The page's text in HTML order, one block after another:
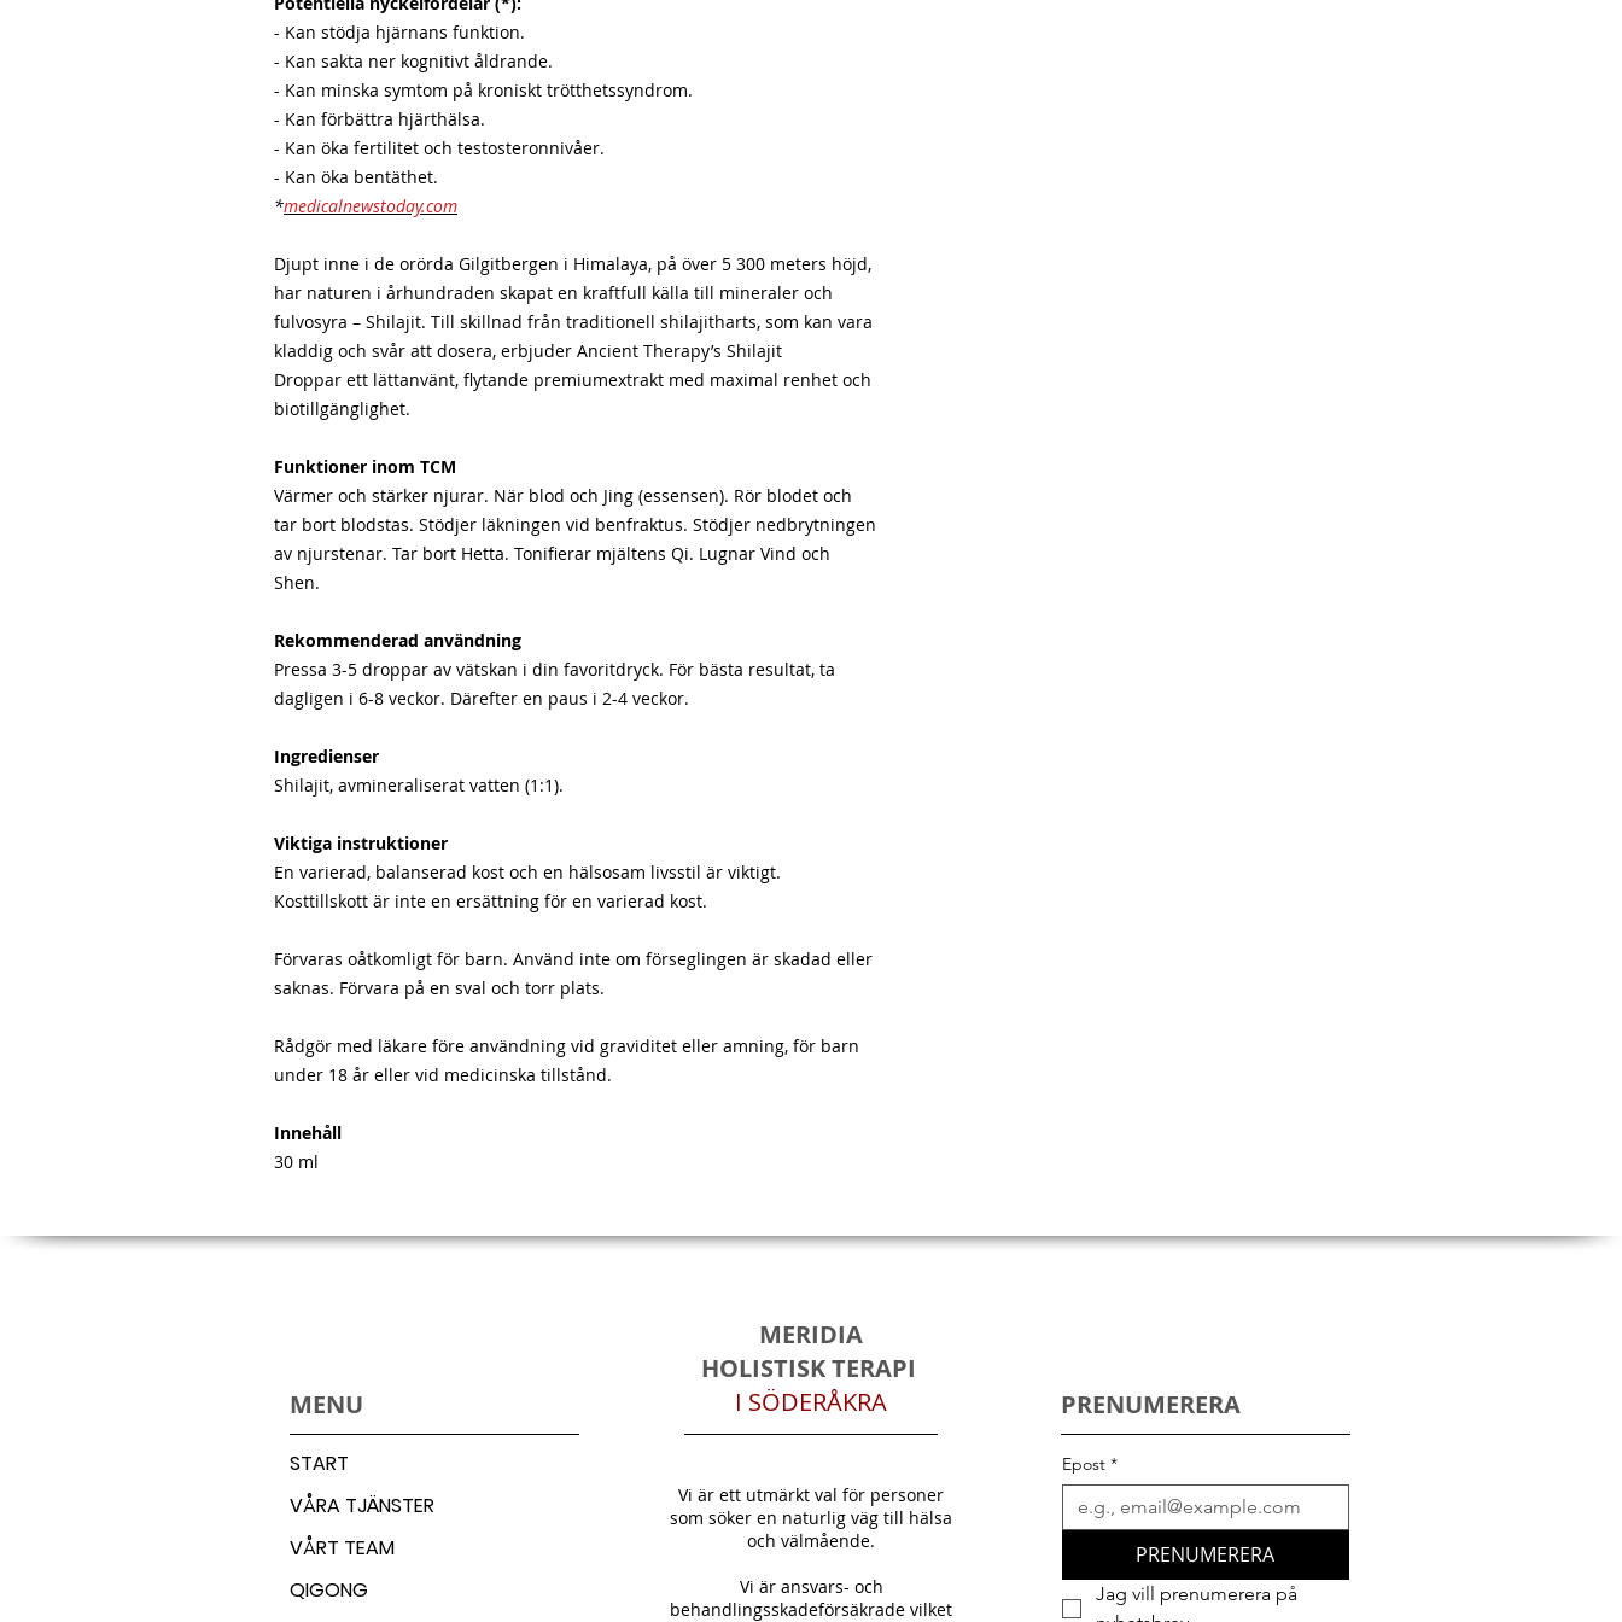
- Kan stödja hjärnans funktion.
- Kan sakta ner kognitivt åldrande.
- Kan minska symtom på kroniskt trötthetssyndrom.
- Kan förbättra hjärthälsa.
- Kan öka fertilitet och testosteronnivåer.
- Kan öka bentäthet.
*medicalnewstoday.com
Djupt inne i de orörda Gilgitbergen i Himalaya, på över 5 300 meters höjd,
har naturen i århundraden skapat en kraftfull källa till mineraler och
fulvosyra – Shilajit. Till skillnad från traditionell shilajitharts, som kan vara
kladdig och svår att dosera, erbjuder Ancient Therapy’s Shilajit
Droppar ett lättanvänt, flytande premiumextrakt med maximal renhet och
biotillgänglighet.
Funktioner inom TCM
Värmer och stärker njurar. När blod och Jing (essensen). Rör blodet och
tar bort blodstas. Stödjer läkningen vid benfraktus. Stödjer nedbrytningen
av njurstenar. Tar bort Hetta. Tonifierar mjältens Qi. Lugnar Vind och
Shen.
Rekommenderad användning
Pressa 3-5 droppar av vätskan i din favoritdryck. För bästa resultat, ta
dagligen i 6-8 veckor. Därefter en paus i 2-4 veckor.
Ingredienser
Shilajit, avmineraliserat vatten (1:1).
Viktiga instruktioner
En varierad, balanserad kost och en hälsosam livsstil är viktigt.
Kosttillskott är inte en ersättning för en varierad kost.
Förvaras oåtkomligt för barn. Använd inte om förseglingen är skadad eller
saknas. Förvara på en sval och torr plats.
Rådgör med läkare före användning vid graviditet eller amning, för barn
under 18 år eller vid medicinska tillstånd.
Innehåll
30 ml
MENU
START
VÅRA TJÄNSTER
VÅRT TEAM
QIGONG
MERIDIA
HOLISTISK TERAPI
I SÖDERÅKRA
Vi är ett utmärkt val för personer
som söker en naturlig väg till hälsa
och välmående.
Vi är ansvars- och
behandlingsskadeförsäkrade vilket
PRENUMERERA
Epost *
PRENUMERERA
Jag vill prenumerera på